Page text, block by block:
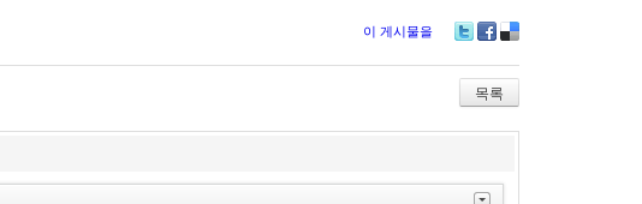
이 게시물을
itte ce
bo
ok
lici
ou
s
목록